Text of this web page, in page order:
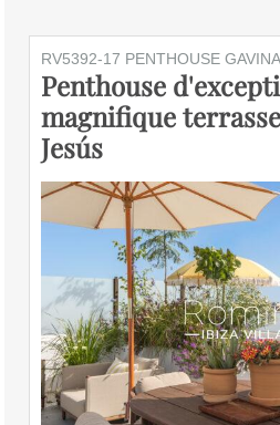
RV5392-17 PENTHOUSE GAVINA
Penthouse
magnifique
Jesús